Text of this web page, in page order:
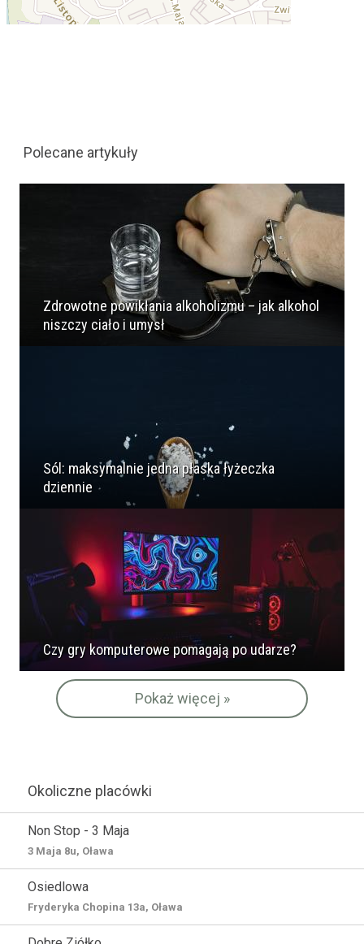
Polecane artykuły
Zdrowotne powikłania alkoholizmu – jak alkohol
niszczy ciało i umysł
Sól: maksymalnie jedna płaska łyżeczka
dziennie
Czy gry komputerowe pomagają po udarze?
Pokaż więcej »
Okoliczne placówki
Non Stop - 3 Maja
3 Maja 8u, Oława
Osiedlowa
Fryderyka Chopina 13a, Oława